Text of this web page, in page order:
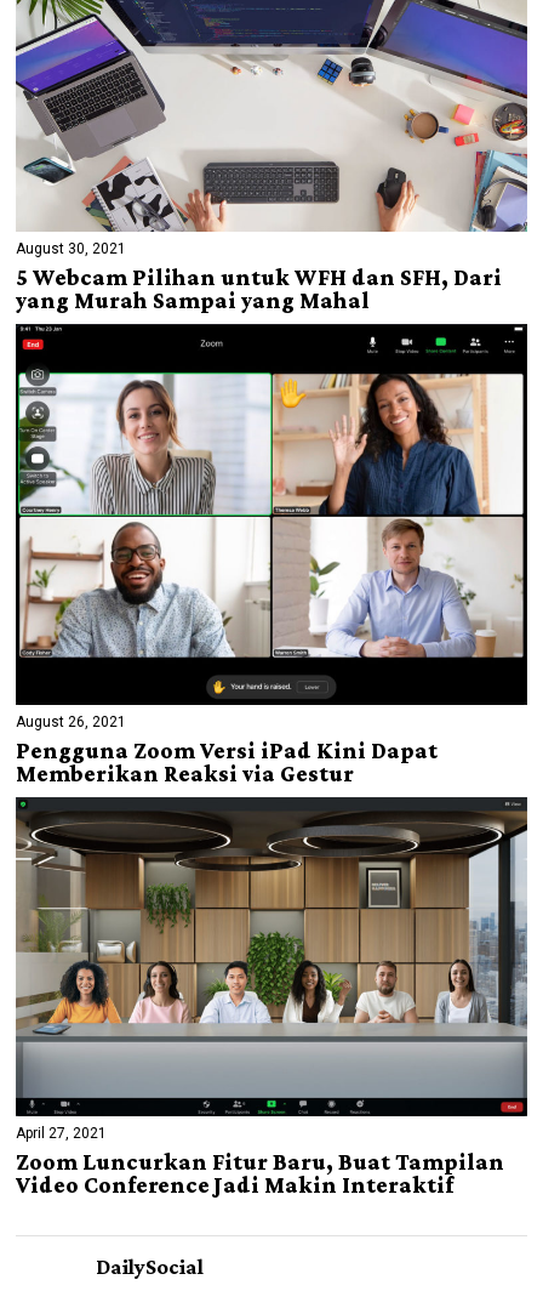
August 30, 2021
5 Webcam Pilihan untuk WFH dan SFH, Dari
yang Murah Sampai yang Mahal
August 26, 2021
Pengguna Zoom Versi iPad Kini Dapat
Memberikan Reaksi via Gestur
April 27, 2021
Zoom Luncurkan Fitur Baru, Buat Tampilan
Video Conference Jadi Makin Interaktif
DailySocial